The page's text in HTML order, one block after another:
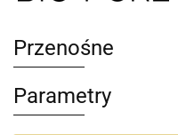
Przenośne
Parametry